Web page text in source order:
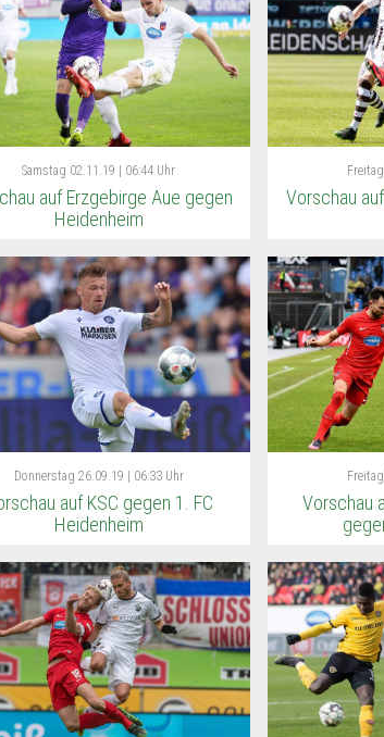
Samstag 02.11.19 | 06:44 Uhr
auf Erzgebirge Aue gegen
Heidenheim
Freitag
Vorschau
Donnerstag 26.09.19 | 06:33 Uhr
auf KSC gegen 1. FC
Heidenheim
Freitag
Vorschau